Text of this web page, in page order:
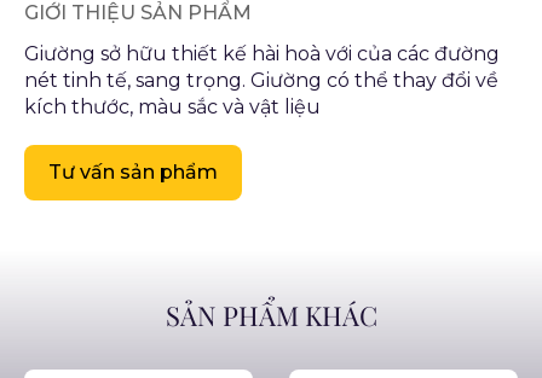
GIỚI THIỆU SẢN PHẨM
Giường sở hữu thiết kế hài hoà với của các đường
nét tinh tế, sang trọng. Giường có thể thay đổi về
kích thước, màu sắc và vật liệu
Tư vấn sản phẩm
SẢN PHẨM KHÁC